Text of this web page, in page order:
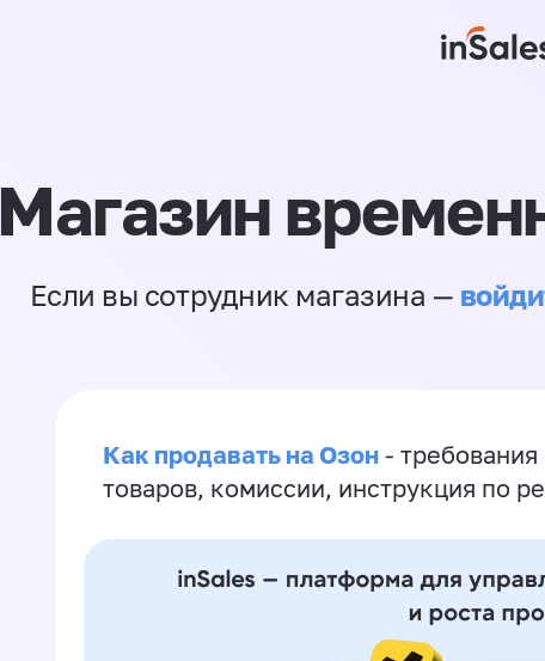
Магазин
Если вы сотрудник магазина —
Как продавать на Озон -
товаров, комиссии, инструкция по